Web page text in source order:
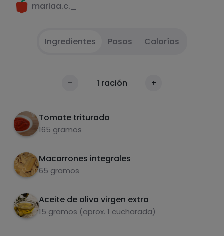
mariaa.c._
Ingredientes Pasos Calorías
- 1 ración +
Tomate triturado
165 gramos
Macarrones integrales
65 gramos
Aceite de oliva virgen extra
15 gramos (aprox. 1 cucharada)
Hierve macarrones
Carbohidratos Proteínas